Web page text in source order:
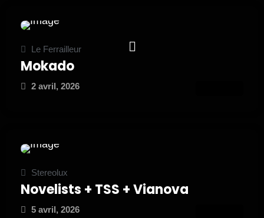
Le Ferrailleur
Mokado
2 avril, 2026
Stereolux
Novelists + TSS + Vianova
5 avril, 2026